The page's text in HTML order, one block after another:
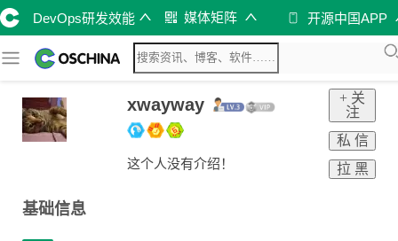
DevOps研发效能 媒体矩阵 开源中国APP
xwayway
这个人没有介绍！
+ 关
注
私 信
拉 黑
基础信息